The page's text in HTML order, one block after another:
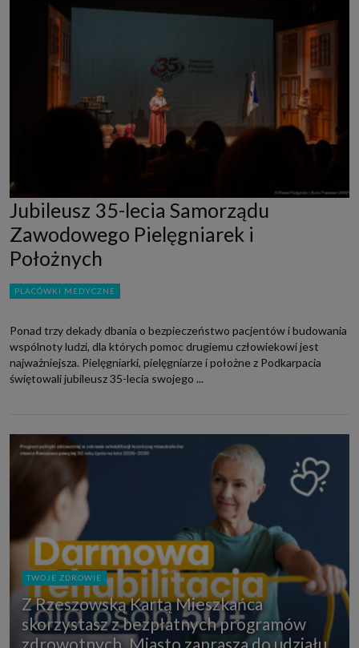
Jubileusz 35-lecia Samorządu
Zawodowego Pielęgniarek i
Położnych
PLACÓWKI MEDYCZNE
Ponad trzy dekady dbania o bezpieczeństwo pacjentów i budowania
wspólnoty ludzi, dla których pomoc drugiemu człowiekowi jest
najważniejsza. Pielęgniarki, pielęgniarze i położne z Podkarpacia
świętowali jubileusz 35-lecia swojego ...
TWOJE ZDROWIE
Z Rzeszowską Kartą Mieszkańca
skorzystasz z bezpłatnych programów
zdrowotnych. Miasto zaprasza do udziału